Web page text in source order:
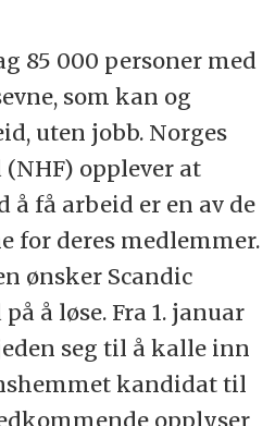
85 000 personer med
som kan og
uten jobb. Norges
opplever at
å få arbeid er en av de
for deres medlemmer.
ønsker Scandic
å løse. Fra 1. januar
seg til å kalle inn
kandidat til
opplyser